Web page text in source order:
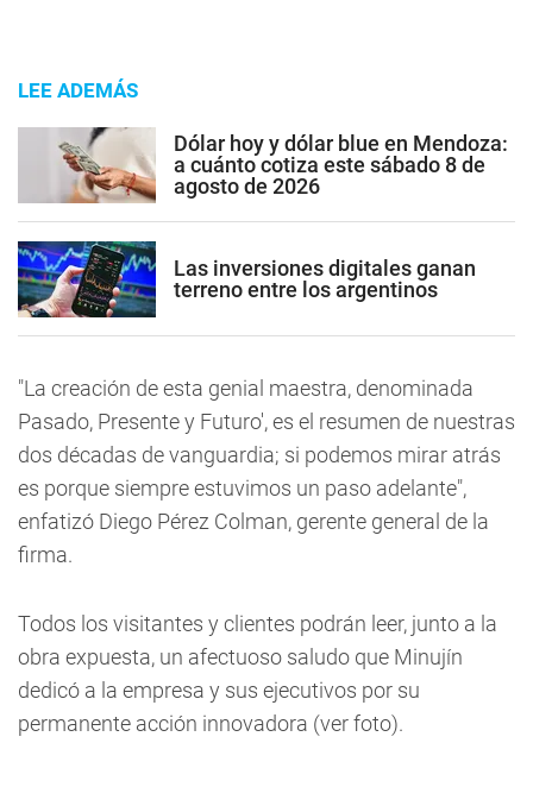
LEE ADEMÁS
Dólar hoy y dólar blue en Mendoza:
a cuánto cotiza este sábado 8 de
agosto de 2026
Las inversiones digitales ganan
terreno entre los argentinos
"La creación de esta genial maestra, denominada
Pasado, Presente y Futuro', es el resumen de nuestras
dos décadas de vanguardia; si podemos mirar atrás
es porque siempre estuvimos un paso adelante",
enfatizó Diego Pérez Colman, gerente general de la
firma.
Todos los visitantes y clientes podrán leer, junto a la
obra expuesta, un afectuoso saludo que Minujín
dedicó a la empresa y sus ejecutivos por su
permanente acción innovadora (ver foto).